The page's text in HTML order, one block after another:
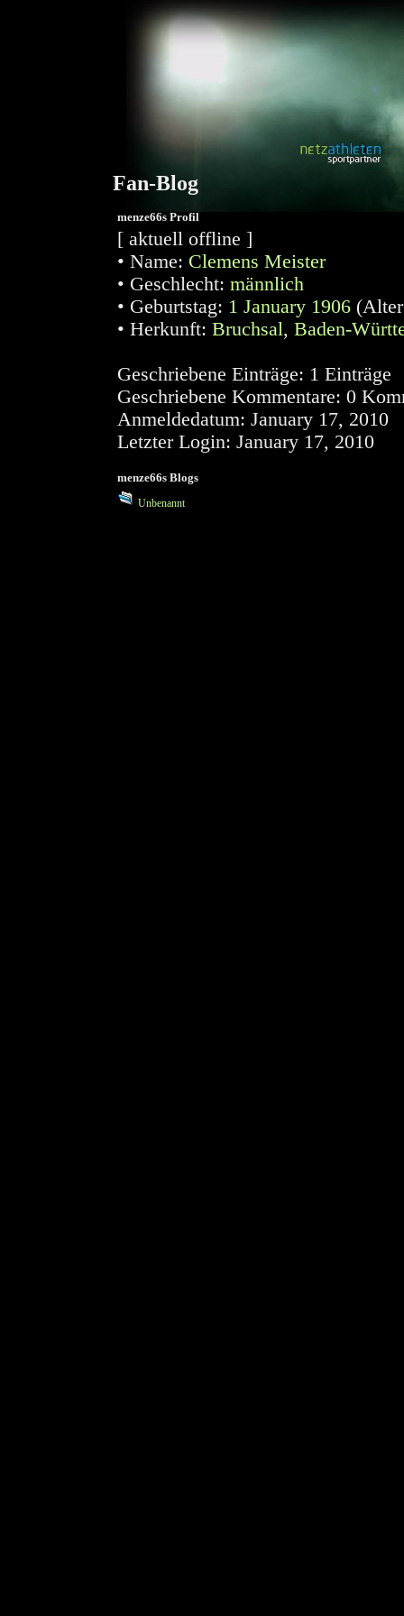
Fan-Blog
menze66s Profil
[ aktuell offline ]
• Name: Clemens Meister
• Geschlecht: männlich
• Geburtstag: 1 January 1906
• Herkunft: Bruchsal, Baden-
Geschriebene Einträge: 1 Einträge
Geschriebene Kommentare: 0
Anmeldedatum: January 17, 2010
Letzter Login: January 17, 2010
menze66s Blogs
Unbenannt